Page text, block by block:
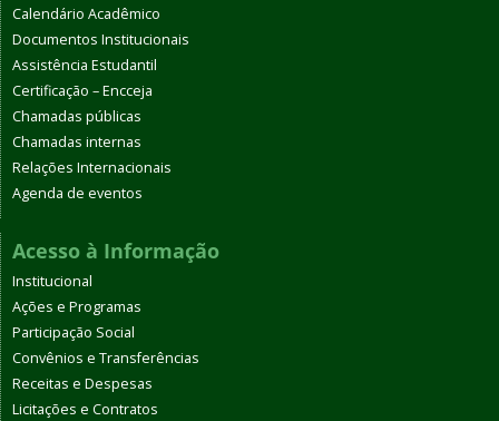
Calendário Acadêmico
Documentos Institucionais
Assistência Estudantil
Certificação – Encceja
Chamadas públicas
Chamadas internas
Relações Internacionais
Agenda de eventos
Acesso à Informação
Institucional
Ações e Programas
Participação Social
Convênios e Transferências
Receitas e Despesas
Licitações e Contratos